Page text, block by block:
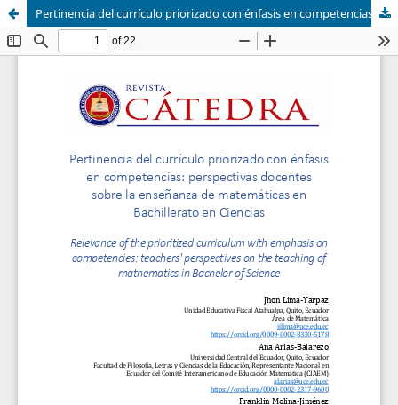
Pertinencia del currículo priorizado con énfasis en competencias: perspectivas docentes sobre la enseñanza de matemáticas en Bachillerato en Ciencias